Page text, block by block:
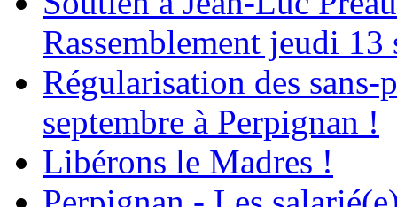
Rassemblement jeudi 13
Régularisation des
septembre à Perpignan !
Libérons le Madres !